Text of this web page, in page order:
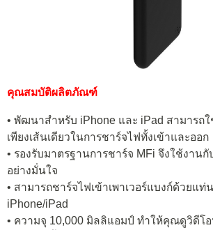
คุณสมบัติผลิตภัณฑ์
• พัฒนาสำหรับ iPhone และ iPad สามารถ
เพียงเส้นเดียวในการชาร์จไฟทั้งเข้าและออก
• รองรับมาตรฐานการชาร์จ MFi จึงใช้งาน
อย่างมั่นใจ
• สามารถชาร์จไฟเข้าเพาเวอร์แบงก์ด้วยแท่
iPhone/iPad
• ความจุ 10,000 มิลลิแอมป์ ทำให้คุณดูวิดีโ